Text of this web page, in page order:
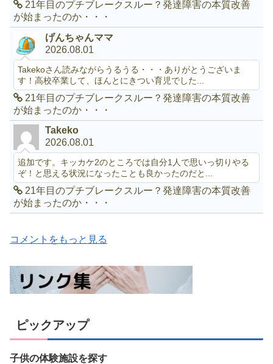
21年目のプチブレークスルー？発達障害の本質改善
が始まったのか・・・
げんちゃんママ
2026.08.01
Takekoさん読みながらうるうる・・・ありがとうございま
す！高校卒業して、ほんとにきつい育児でした...
21年目のプチブレークスルー？発達障害の本質改善
が始まったのか・・・
Takeko
2026.08.01
追加です。キッカケ2のところでは自分1人で思いっ切りやる
ぞ！と思える状況になったことも良かったのだと...
21年目のプチブレークスルー？発達障害の本質改善
が始まったのか・・・
コメントをもっと見る
ピックアップ
子供の体験施設を探す